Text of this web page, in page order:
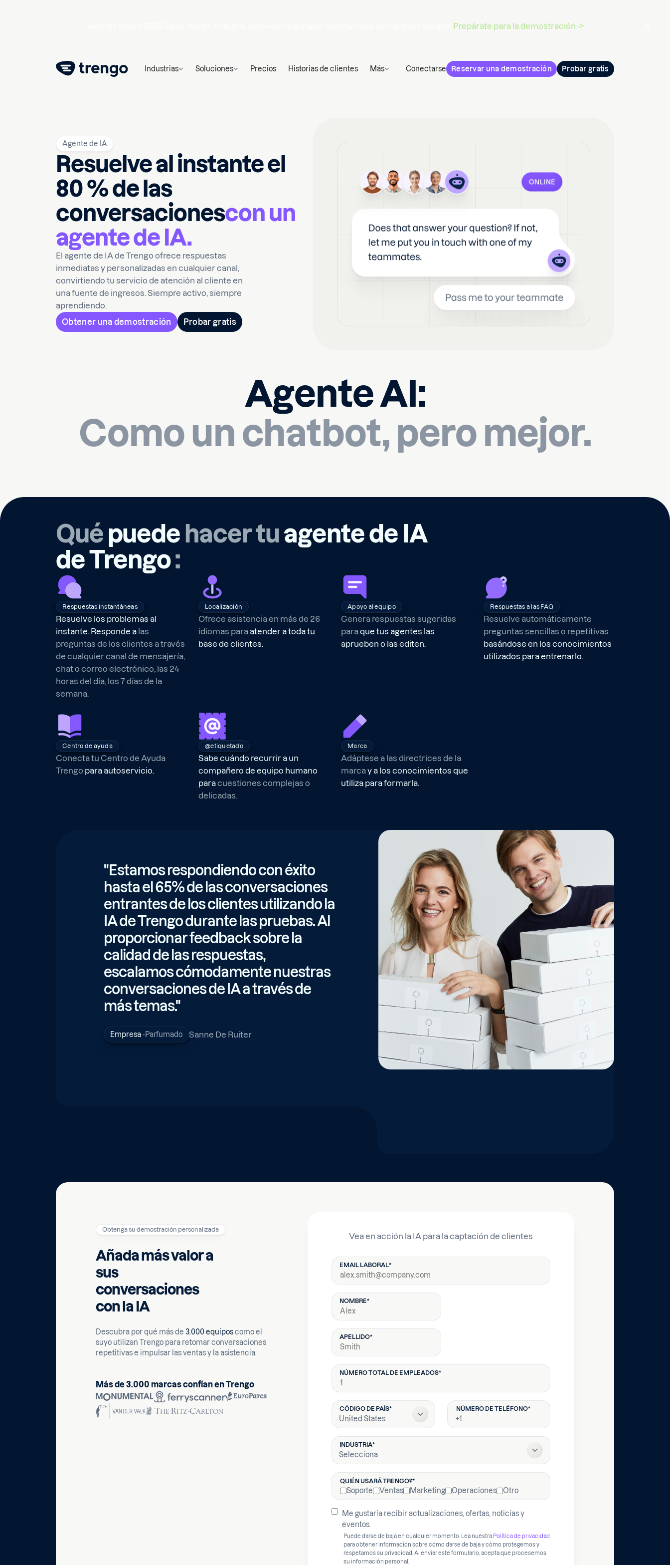
Prepárate para la demostración ->
Industrias Soluciones Precios Historias de clientes Más Conectarse Reservar una demostración Probar gratis
Agente de IA
Resuelve al instante el
80 % de las
conversacionescon un
agente de IA.
El agente de IA de Trengo ofrece respuestas
inmediatas y personalizadas en cualquier canal,
convirtiendo tu servicio de atención al cliente en
una fuente de ingresos. Siempre activo, siempre
aprendiendo.
Obtener una demostración
Probar gratis
Agente AI:
Como un chatbot, pero mejor.
Qué puede hacer tuagente de IA
de Trengo:
Respuestas instantáneas
Resuelve los problemas al
instante. Responde a las
preguntas de los clientes a través
de cualquier canal de mensajería,
chat o correo electrónico, las 24
horas del día, los 7 días de la
semana.
Localización
Ofrece asistencia en más de 26
idiomas paraatender a toda tu
base de clientes.
Apoyo al equipo
Genera respuestas sugeridas
paraque tus agentes las
aprueben o las editen.
Respuestas a las FAQ
Resuelve automáticamente
preguntas sencillas o repetitivas
basándose en los conocimientos
utilizados para entrenarlo.
Centro de ayuda
Conecta tu Centro de Ayuda
Trengo para autoservicio.
@etiquetado
Sabe cuándo recurrir a un
compañero de equipo humano
paracuestiones complejas o
delicadas.
Marca
Adáptese a las directrices de la
marcay a los conocimientos que
utiliza para formarla.
"Estamos respondiendo con éxito
hasta el 65% de las conversaciones
entrantes de los clientes utilizando la
IA de Trengo durante las pruebas. Al
proporcionar feedback sobre la
calidad de las respuestas,
escalamos cómodamente nuestras
conversaciones de IA a través de
más temas."
Empresa-Parfumado Sanne De Ruiter
Obtenga su demostración personalizada
Añada más valor a
sus
conversaciones
con la IA
Descubra por qué más de 3.000 equiposcomo el
suyo utilizan Trengo para retomar conversaciones
repetitivas e impulsar las ventas y la asistencia.
Más de 3.000 marcas confían en Trengo
Vea en acción la IA para la captación de clientes
EMAIL LABORAL*
NOMBRE*
APELLIDO*
NÚMERO TOTAL DE EMPLEADOS*
CÓDIGO DE PAÍS*
INDUSTRIA*
QUIÉN USARÁ TRENGO?*
Soporte Ventas Marketing Operaciones Otro
Me gustaría recibir actualizaciones, ofertas, noticias y
eventos.
Puede darse de baja en cualquier momento. Lea nuestra Política de privacidad
para obtener información sobre cómo darse de baja y cómo protegemos y
respetamos su privacidad. Al enviar este formulario, acepta que procesemos
su información personal.